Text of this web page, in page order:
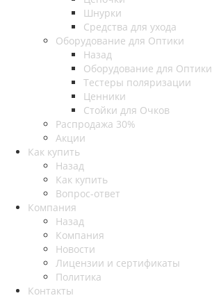
Шнурки
Средства для ухода
Оборудование для Оптики
Назад
Оборудование для Оптики
Тестеры поляризации
Ценники
Стойки для Очков
Распродажа 30%
Акции
Как купить
Назад
Как купить
Вопрос-ответ
Компания
Назад
Компания
Новости
Лицензии и сертификаты
Политика
Контакты